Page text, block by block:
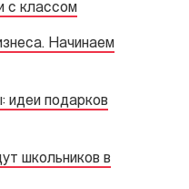
с классом
Начинаем
идеи подарков
школьников в